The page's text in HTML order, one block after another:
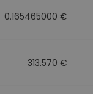
0.165465000 €
313.570 €